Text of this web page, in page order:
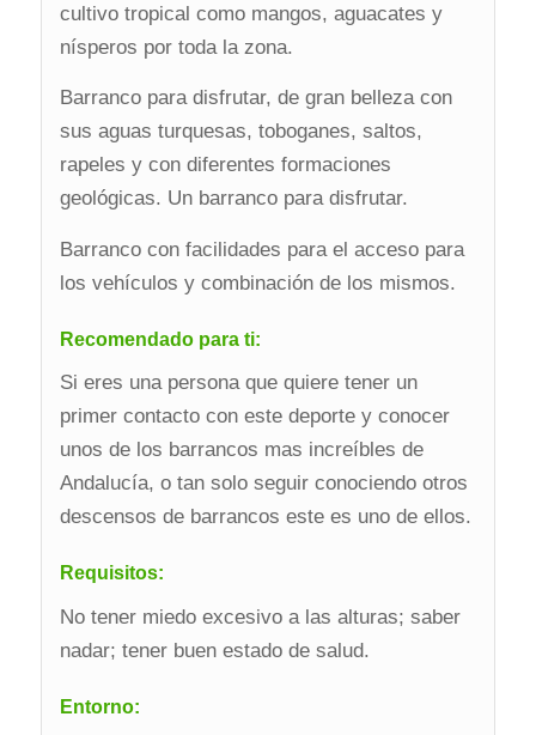
cultivo tropical como mangos, aguacates y
nísperos por toda la zona.
Barranco para disfrutar, de gran belleza con
sus aguas turquesas, toboganes, saltos,
rapeles y con diferentes formaciones
geológicas. Un barranco para disfrutar.
Barranco con facilidades para el acceso para
los vehículos y combinación de los mismos.
Recomendado para ti:
Si eres una persona que quiere tener un
primer contacto con este deporte y conocer
unos de los barrancos mas increíbles de
Andalucía, o tan solo seguir conociendo otros
descensos de barrancos este es uno de ellos.
Requisitos:
No tener miedo excesivo a las alturas; saber
nadar; tener buen estado de salud.
Entorno: